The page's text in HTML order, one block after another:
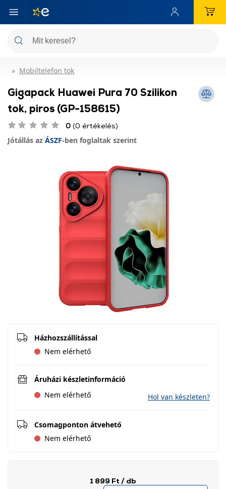
Mobiltelefon tok
Gigapack Huawei Pura 70 Szilikon
tok, piros (GP-158615)
0 (0 értékelés)
Jótállás az ÁSZF-ben foglaltak szerint
Házhozszállítással
Nem elérhető
Áruházi készletinformáció
Nem elérhető
Hol van készleten?
Csomagponton átvehető
Nem elérhető
1 899 Ft / db